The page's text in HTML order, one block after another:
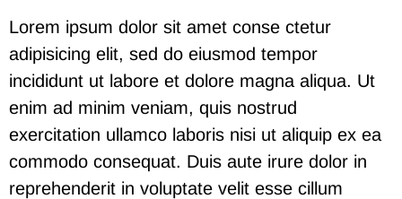
Lorem ipsum dolor sit amet conse ctetur
adipisicing elit, sed do eiusmod tempor
incididunt ut labore et dolore magna aliqua. Ut
enim ad minim veniam, quis nostrud
exercitation ullamco laboris nisi ut aliquip ex ea
commodo consequat. Duis aute irure dolor in
reprehenderit in voluptate velit esse cillum